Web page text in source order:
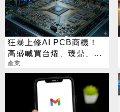
狂暴上修AI PCB商機！
高盛喊買台燿、臻鼎、台
產業